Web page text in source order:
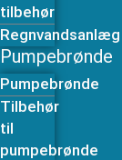
tilbehør
Regnvandsanlæg
Pumpebrønde
Pumpebrønde
Tilbehør
til
pumpebrønde